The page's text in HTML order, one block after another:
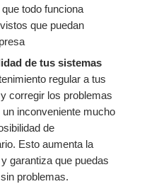
todo funciona
que puedan
de tus sistemas
regular a tus
corregir los problemas
inconveniente mucho
de
Esto aumenta la
garantiza que puedas
problemas.